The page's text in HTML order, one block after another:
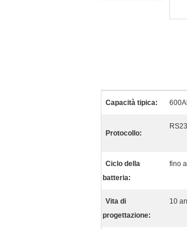
Capacità tipica:
Protocollo:
Ciclo della
batteria:
fino
Vita di
progettazione:
10